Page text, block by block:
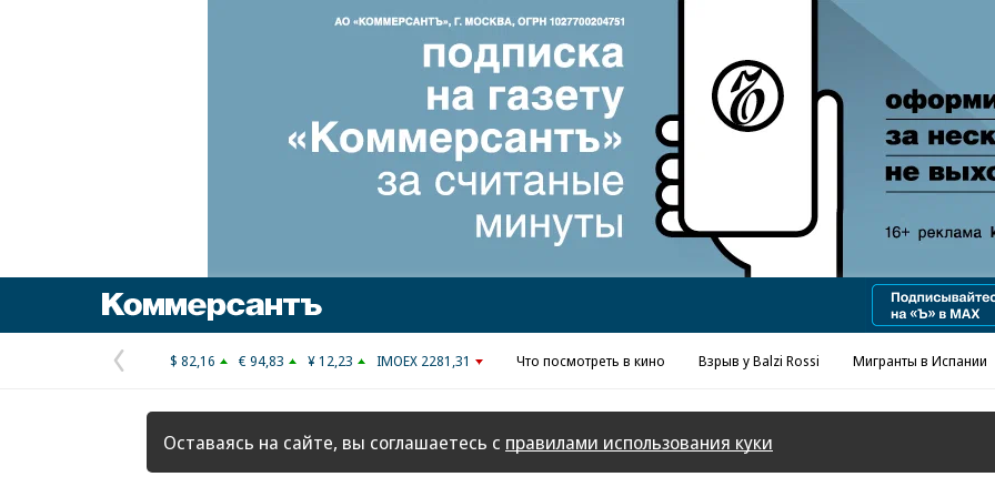
Реклама в «Ъ» www.kommersant.ru/ad
Предыдущая
страница
$ 82,16 € 94,83 ¥ 12,23 IMOEX 2281,31 Что посмотреть в кино Взрыв у Balzi Rossi Мигранты в Испании
Оставаясь на сайте, вы соглашаетесь с правилами использования куки